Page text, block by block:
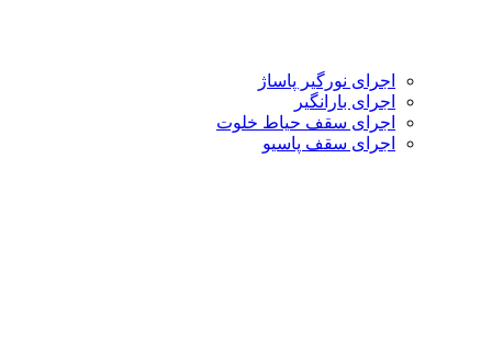
اجرای نورگیر پاساژ
اجرای بارانگیر
اجرای سقف حیاط خلوت
اجرای سقف پاسیو